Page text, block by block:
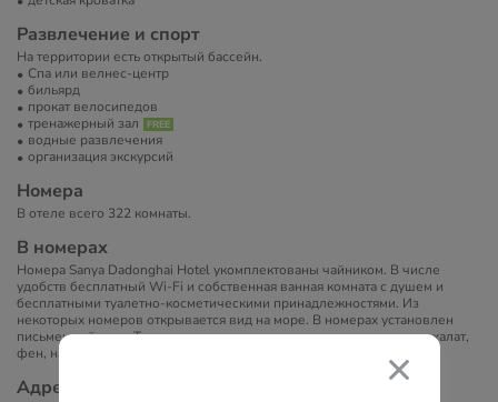
Развлечение и спорт
На территории есть открытый бассейн.
Спа или велнес-центр
бильярд
прокат велосипедов
тренажерный зал
водные развлечения
организация экскурсий
Номера
В отеле всего 322 комнаты.
В номерах
Номера Sanya Dadonghai Hotel укомплектованы чайником. В числе
удобств бесплатный Wi-Fi и собственная ванная комната с душем и
бесплатными туалетно-косметическими принадлежностями. Из
некоторых номеров открывается вид на море. В номерах установлен
письменный стол. Также в номерах — гладильная доска, тапочки, халат,
фен, набор для приготовления чая, сейф.
Адрес